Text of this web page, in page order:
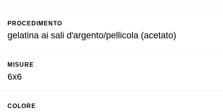
PROCEDIMENTO
gelatina ai sali d'argento/pellicola (acetato)
MISURE
6x6
COLORE